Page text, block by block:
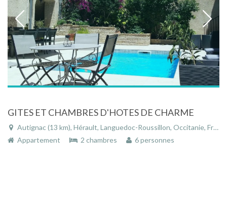
GITES ET CHAMBRES D'HOTES DE CHARME
Autignac (13 km), Hérault, Languedoc-Roussillon, Occitanie, France
Appartement
2 chambres 6 personnes